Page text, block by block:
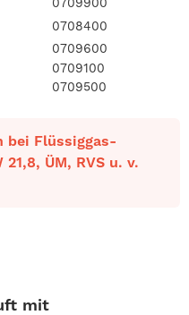
0708400
0709600
0709100
0709500
bei Flüssiggas-
ÜM, RVS u. v.
mit